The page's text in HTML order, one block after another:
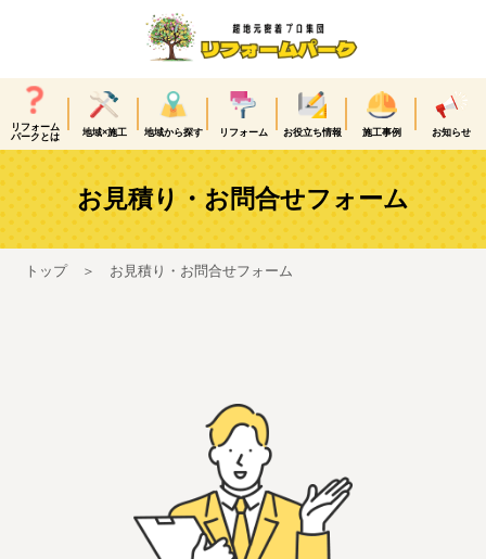
リフォーム
パークとは
地域×施工 地域から探す リフォーム お役立ち情報 施工事例 お知らせ
お見積り・お問合せフォーム
トップ お見積り・お問合せフォーム